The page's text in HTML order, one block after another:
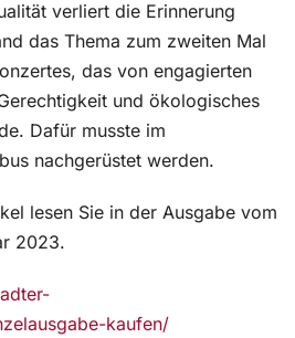
verliert die Erinnerung
das Thema zum zweiten Mal
das von engagierten
und ökologisches
Dafür musste im
nachgerüstet werden.
lesen Sie in der Ausgabe vom
2023.
kaufen/